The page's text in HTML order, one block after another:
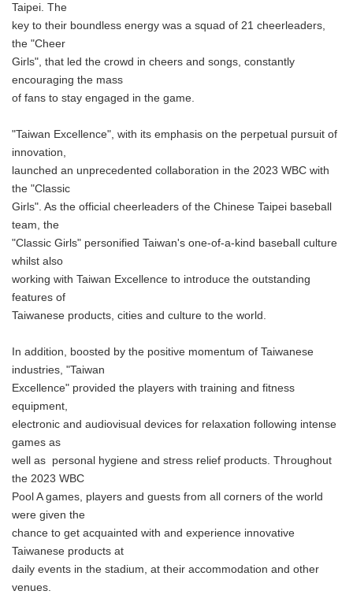
Taipei. The
key to their boundless energy was a squad of 21 cheerleaders,
the "Cheer
Girls", that led the crowd in cheers and songs, constantly
encouraging the mass
of fans to stay engaged in the game.
"Taiwan Excellence", with its emphasis on the perpetual pursuit of
innovation,
launched an unprecedented collaboration in the 2023 WBC with
the "Classic
Girls". As the official cheerleaders of the Chinese Taipei baseball
team, the
"Classic Girls" personified Taiwan's one-of-a-kind baseball culture
whilst also
working with Taiwan Excellence to introduce the outstanding
features of
Taiwanese products, cities and culture to the world.
In addition, boosted by the positive momentum of Taiwanese
industries, "Taiwan
Excellence" provided the players with training and fitness
equipment,
electronic and audiovisual devices for relaxation following intense
games as
well as personal hygiene and stress relief products. Throughout
the 2023 WBC
Pool A games, players and guests from all corners of the world
were given the
chance to get acquainted with and experience innovative
Taiwanese products at
daily events in the stadium, at their accommodation and other
venues.